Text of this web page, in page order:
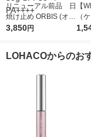
リニューアル前品 日
焼け止め ORBIS (オル
ビス) リンクルブライ
3,850円
【
（
ス
LOHACOからのお